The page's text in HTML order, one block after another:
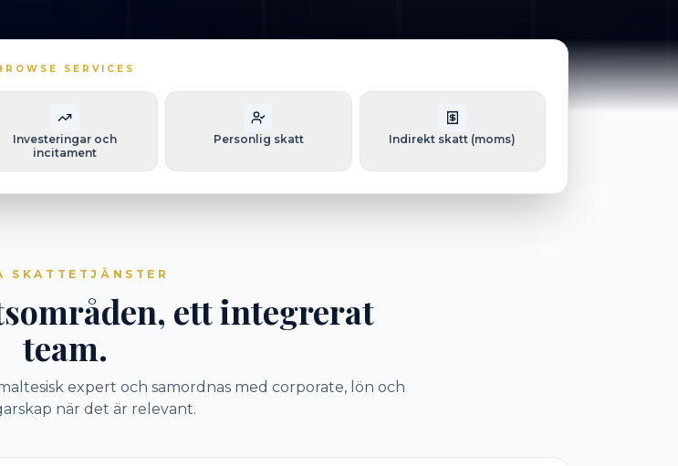
SERVICES
Investeringar och
incitament
Personlig skatt Indirekt skatt (moms)
SKATTETJÄNSTER
ett integrerat
team.
expert och samordnas med corporate, lön och
när det är relevant.